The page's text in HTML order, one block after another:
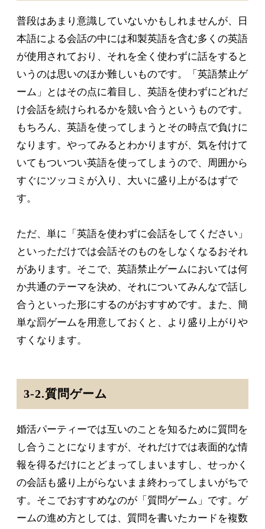
普段はあまり意識していないかもしれませんが、日
本語による会話の中には和製英語を含む多くの英語
が使用されており、それを全く使わずに話をすると
いうのは思いのほか難しいものです。「英語禁止ゲ
ーム」とはその点に着目し、英語を使わずにどれだ
け会話を続けられるかを競い合うというものです。
もちろん、英語を使ってしまうとその時点で負けに
なります。やってみるとわかりますが、気を付けて
いてもついつい英語を使ってしまうので、周囲から
すぐにツッコミが入り、大いに盛り上がるはずで
す。
ただ、単に「英語を使わずに会話をしてください」
といっただけでは会話そのものをしなくなるおそれ
があります。そこで、英語禁止ゲームにおいては何
か共通のテーマを決め、それについてみんなで話し
合うといった形にするのがおすすめです。また、簡
単な罰ゲームを用意しておくと、より盛り上がりや
すくなります。
3-2.質問ゲーム
婚活パーティーでは互いのことを知るために質問を
し合うことになりますが、それだけでは表面的な情
報を得るだけにとどまってしまいますし、せっかく
の会話も盛り上がらないまま終わってしまいがちで
す。そこでおすすめなのが「質問ゲーム」です。ゲ
ームの進め方としては、質問を書いたカードを複数